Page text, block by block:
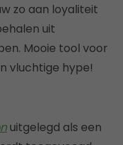
zo aan loyaliteit
uit
Mooie tool voor
vluchtige hype!
uitgelegd als een